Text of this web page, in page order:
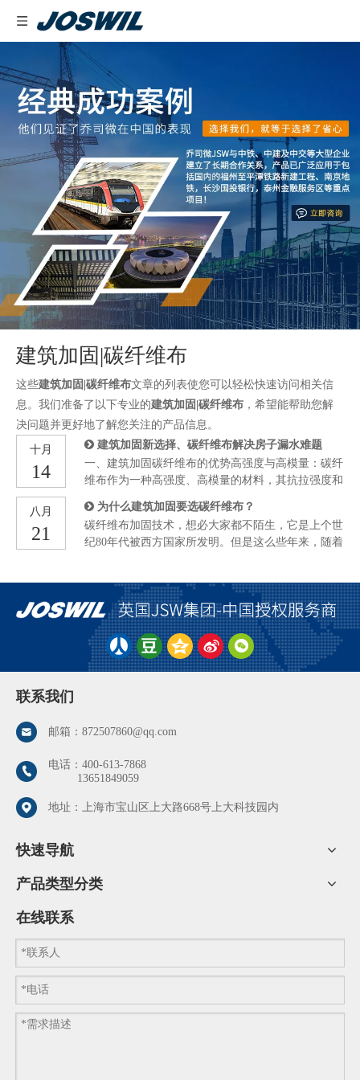
建筑加固|碳纤维布
这些建筑加固|碳纤维布文章的列表使您可以轻松快速访问相关信
息。我们准备了以下专业的建筑加固|碳纤维布 ，希望能帮助您解
决问题并更好地了解您关注的产品信息。
十月
14
建筑加固新选择、碳纤维布解决房子漏水难题
一、建筑加固碳纤维布的优势高强度与高模量：碳纤
维布作为一种高强度、高模量的材料，其抗拉强度和
特性使得碳纤维布在承受房屋结构应力时表现出色，
能够有效加固和修复受损部位，防止漏水问题进一步
恶化。 耐腐蚀性与耐候性：房屋漏水问题往往与潮
蚀、老化等问题，导致维修效果大打折扣。而碳纤维
布则具有良好的耐腐蚀性和耐候性，即使在恶劣环境
下也能保持稳定的性能，从而确保维修效果的持久
性。柔韧性与适应性：碳纤维布具有较高的柔韧性，
能够适应不同形状和尺寸的建筑结构，为维修工作提
供了很大的便利。在房屋漏水修复中，碳纤维布可以
八月
21
为什么建筑加固要选碳纤维布？
碳纤维布加固技术，想必大家都不陌生，它是上个世
纪80年代被西方国家所发明。但是这么些年来，随着
范围内可以说是一流水平了，在各行各业的加固领域
都发挥着重要作用，可以说是已经成为各种加固方式
的首选。那么碳纤维布加固究竟有什么魔力呢？为什
么会成为加固的首选方式呢？今天我们就来和大家聊
一聊这方面的话题。 第一，工程量少。随着建筑行
工程效率，属于高效加固的方式。 第二，材料优势
联系我们
邮箱： 872507860@qq.com
电话： 400-613-7868
13651849059
地址：上海市宝山区上大路668号上大科技园内
快速导航
产品类型分类
在线联系